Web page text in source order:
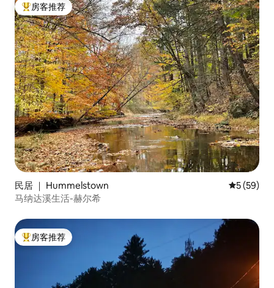
热门「房客推荐」
房客推荐
民居 ｜ Hummelstown 平均评分
5 (59)
马纳达溪生活-赫尔希
热门「房客推荐」
房客推荐